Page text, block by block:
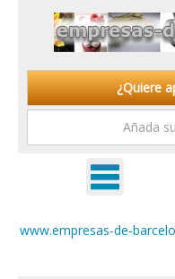
¿Quiere
Añada
www.empresas-de-